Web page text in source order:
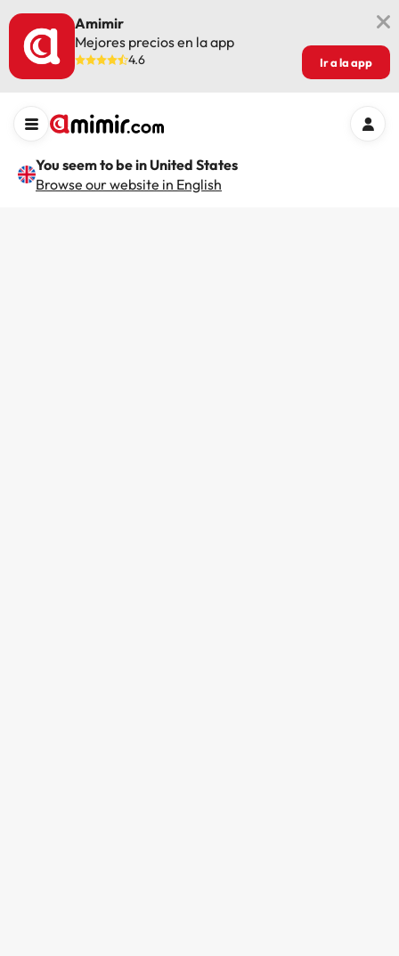
Amimir
Mejores precios en la app
4.6 Ir a la app
You seem to be in United States
Browse our website in English